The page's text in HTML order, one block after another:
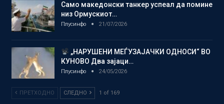
Само македонски танкер успеал да помине
низ Ормускиот…
Плусинфо 21/07/2026
„НАРУШЕНИ МЕЃУЗАЈАЧКИ ОДНОСИ“ ВО
КУНОВО Два зајаци…
Плусинфо 24/05/2026
ПРЕТХОДНО СЛЕДНО 1 of 169